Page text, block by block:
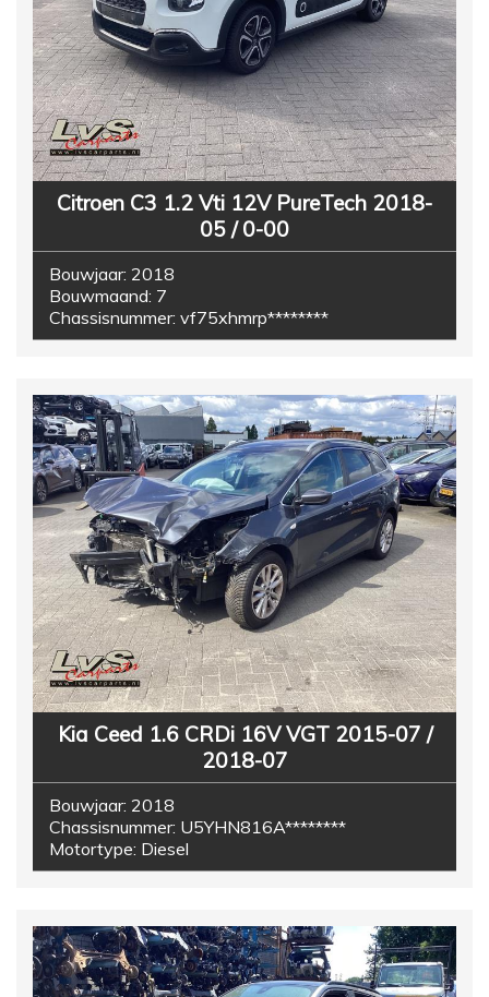
Citroen C3 1.2 Vti 12V PureTech 2018-
05 / 0-00
Bouwjaar: 2018
Bouwmaand: 7
Chassisnummer: vf75xhmrp********
Kia Ceed 1.6 CRDi 16V VGT 2015-07 /
2018-07
Bouwjaar: 2018
Chassisnummer: U5YHN816A********
Motortype: Diesel